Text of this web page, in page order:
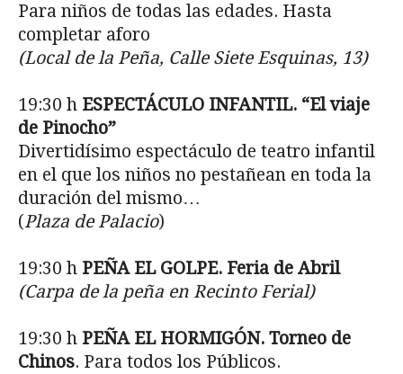
Para niños de todas las edades. Hasta
completar aforo
(Local de la Peña, Calle Siete Esquinas, 13)
19:30 h ESPECTÁCULO INFANTIL. “El viaje
de Pinocho”
Divertidísimo espectáculo de teatro infantil
en el que los niños no pestañean en toda la
duración del mismo…
(Plaza de Palacio)
19:30 h PEÑA EL GOLPE. Feria de Abril
(Carpa de la peña en Recinto Ferial)
19:30 h PEÑA EL HORMIGÓN. Torneo de
Chinos. Para todos los Públicos.